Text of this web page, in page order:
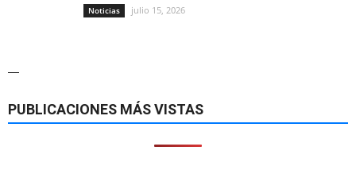
Noticias julio 15, 2026
—
PUBLICACIONES MÁS VISTAS